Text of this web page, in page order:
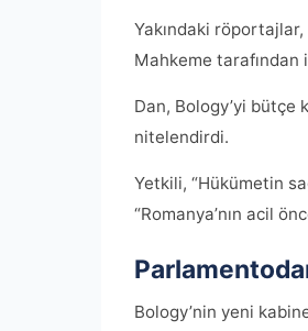
Yakındaki
Mahkeme tarafından
Dan, Bology’yi bütçe
nitelendirdi.
Yetkili, “Hükümetin
“Romanya’nın acil
Bology’nin yeni